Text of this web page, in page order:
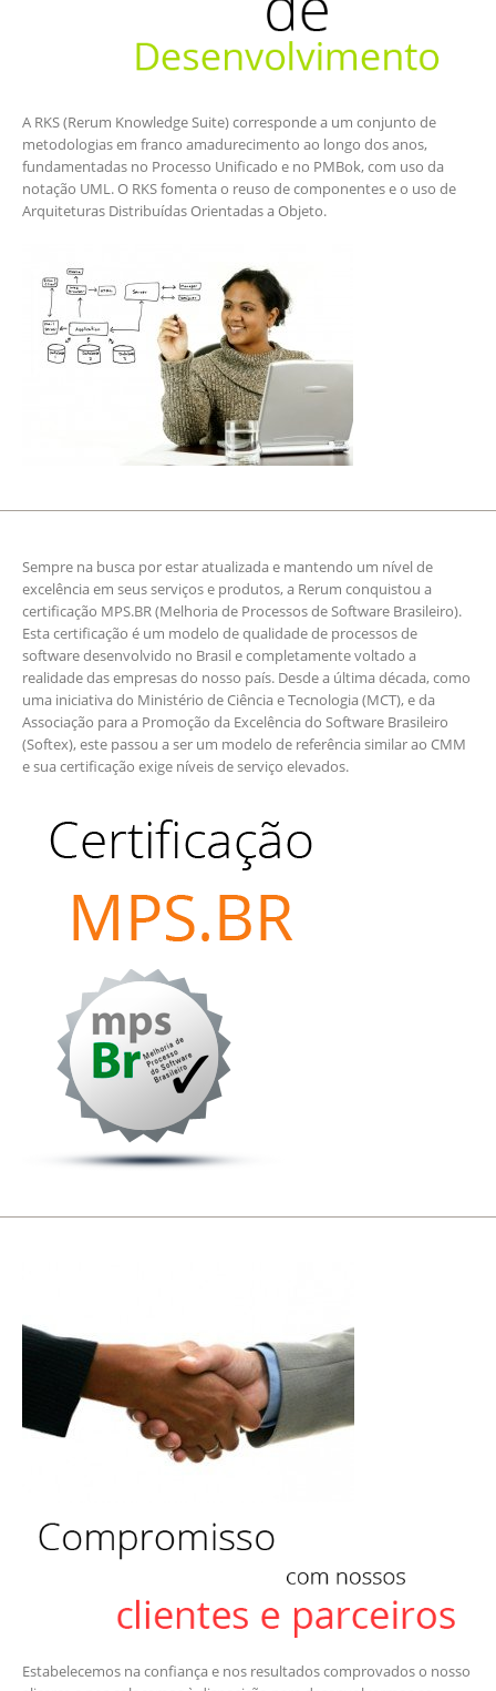
A RKS (Rerum Knowledge Suite) corresponde a um conjunto de
metodologias em franco amadurecimento ao longo dos anos,
fundamentadas no Processo Unificado e no PMBok, com uso da
notação UML. O RKS fomenta o reuso de componentes e o uso de
Arquiteturas Distribuídas Orientadas a Objeto.
Sempre na busca por estar atualizada e mantendo um nível de
excelência em seus serviços e produtos, a Rerum conquistou a
certificação MPS.BR (Melhoria de Processos de Software Brasileiro).
Esta certificação é um modelo de qualidade de processos de
software desenvolvido no Brasil e completamente voltado a
realidade das empresas do nosso país. Desde a última década, como
uma iniciativa do Ministério de Ciência e Tecnologia (MCT), e da
Associação para a Promoção da Excelência do Software Brasileiro
(Softex), este passou a ser um modelo de referência similar ao CMM
e sua certificação exige níveis de serviço elevados.
Estabelecemos na confiança e nos resultados comprovados o nosso